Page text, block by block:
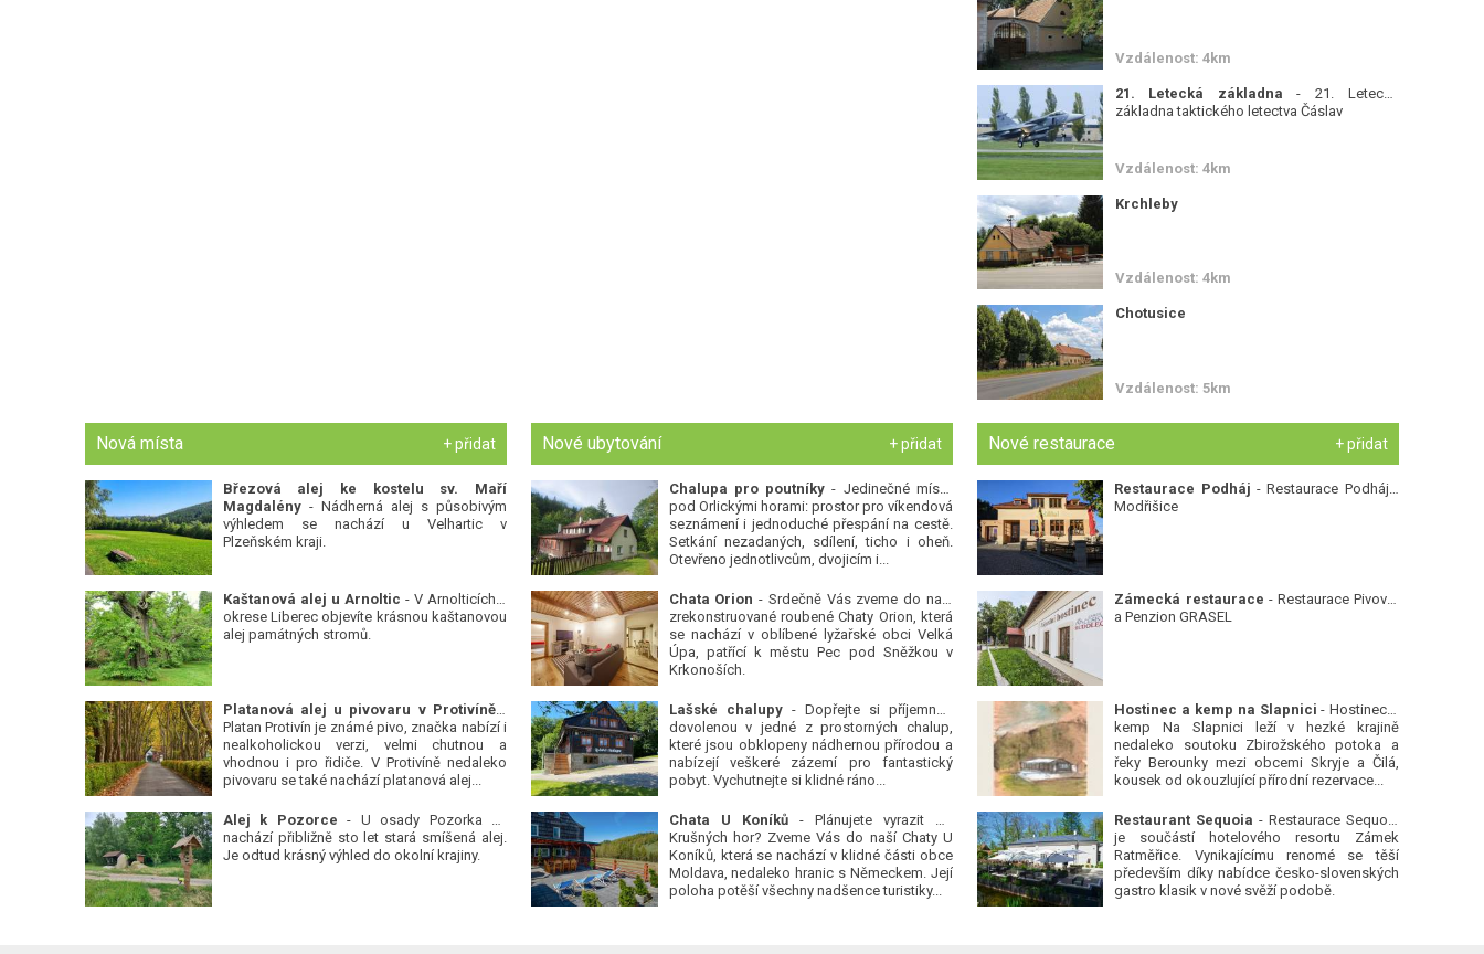
Vzdálenost: 4km
21. Letecká základna - 21. Letecká
základna taktického letectva Čáslav
Vzdálenost: 4km
Krchleby
Vzdálenost: 4km
Chotusice
Vzdálenost: 5km
Nová místa + přidat
Březová alej ke kostelu sv. Maří
Magdalény- Nádherná alej s působivým
výhledem se nachází u Velhartic v
Plzeňském kraji.
Kaštanová alej u Arnoltic - V Arnolticích v
okrese Liberec objevíte krásnou kaštanovou
alej památných stromů.
Platanová alej u pivovaru v Protivíně
-
Platan Protivín je známé pivo, značka nabízí i
nealkoholickou verzi, velmi chutnou a
vhodnou i pro řidiče. V Protivíně nedaleko
pivovaru se také nachází platanová alej...
Alej k Pozorce - U osady Pozorka se
nachází přibližně sto let stará smíšená alej.
Je odtud krásný výhled do okolní krajiny.
Nové ubytování + přidat
Chalupa pro poutníky - Jedinečné místo
pod Orlickými horami: prostor pro víkendová
seznámení i jednoduché přespání na cestě.
Setkání nezadaných, sdílení, ticho i oheň.
Otevřeno jednotlivcům, dvojicím i...
Chata Orion - Srdečně Vás zveme do naší
zrekonstruované roubené Chaty Orion, která
se nachází v oblíbené lyžařské obci Velká
Úpa, patřící k městu Pec pod Sněžkou v
Krkonoších.
Lašské chalupy- Dopřejte si příjemnou
dovolenou v jedné z prostorných chalup,
které jsou obklopeny nádhernou přírodou a
nabízejí veškeré zázemí pro fantastický
pobyt. Vychutnejte si klidné ráno...
Chata U Koníků- Plánujete vyrazit do
Krušných hor? Zveme Vás do naší Chaty U
Koníků, která se nachází v klidné části obce
Moldava, nedaleko hranic s Německem. Její
poloha potěší všechny nadšence turistiky...
Nové restaurace + přidat
Restaurace Podháj - Restaurace Podháj -
Modřišice
Zámecká restaurace - Restaurace Pivovar
a Penzion GRASEL
Hostinec a kemp na Slapnici - Hostinec a
kemp Na Slapnici leží v hezké krajině
nedaleko soutoku Zbirožského potoka a
řeky Berounky mezi obcemi Skryje a Čilá,
kousek od okouzlující přírodní rezervace...
Restaurant Sequoia - Restaurace Sequoia
je součástí hotelového resortu Zámek
Ratměřice. Vynikajícímu renomé se těší
především díky nabídce česko-slovenských
gastro klasik v nové svěží podobě.